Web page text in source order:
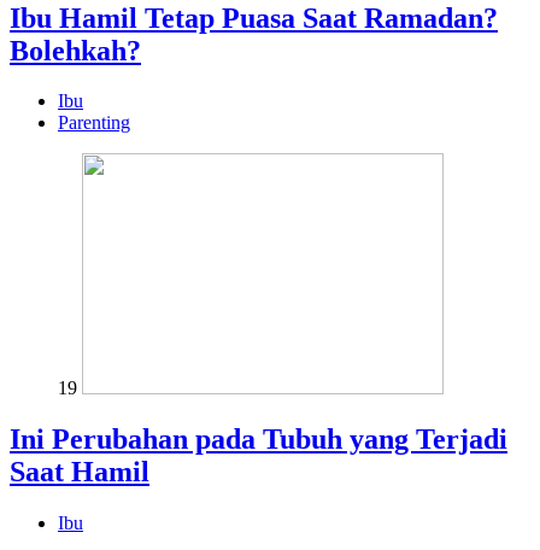
Ibu Hamil Tetap Puasa Saat Ramadan?
Bolehkah?
Ibu
Parenting
19
Ini Perubahan pada Tubuh yang Terjadi
Saat Hamil
Ibu